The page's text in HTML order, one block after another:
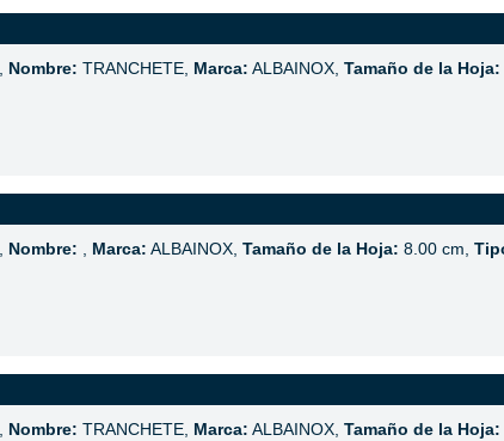
Nombre: TRANCHETE, Marca: ALBAINOX, Tamaño de la Hoja:
Nombre: Marca: ALBAINOX, Tamaño de la Hoja: 8.00 cm,
Nombre: TRANCHETE, Marca: ALBAINOX, Tamaño de la Hoja: